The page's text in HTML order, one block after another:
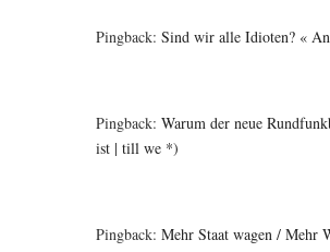
Pingback: Sind wir alle Idioten? «
Pingback: Warum der neue
ist | till we *)
Pingback: Mehr Staat wagen / Mehr